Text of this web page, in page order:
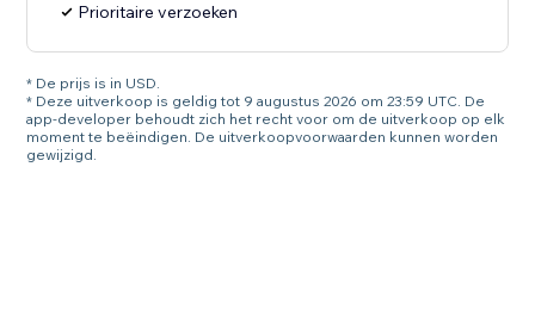
Prioritaire verzoeken
* De prijs is in USD.
* Deze uitverkoop is geldig tot 9 augustus 2026 om 23:59 UTC. De
app-developer behoudt zich het recht voor om de uitverkoop op elk
moment te beëindigen. De uitverkoopvoorwaarden kunnen worden
gewijzigd.